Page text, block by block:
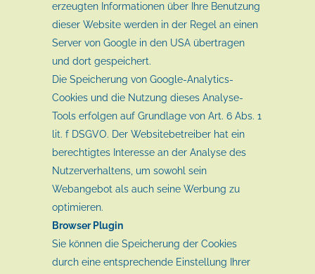
erzeugten Informationen über Ihre Benutzung
dieser Website werden in der Regel an einen
Server von Google in den USA übertragen
und dort gespeichert.
Die Speicherung von Google-Analytics-
Cookies und die Nutzung dieses Analyse-
Tools erfolgen auf Grundlage von Art. 6 Abs. 1
lit. f DSGVO. Der Websitebetreiber hat ein
berechtigtes Interesse an der Analyse des
Nutzerverhaltens, um sowohl sein
Webangebot als auch seine Werbung zu
optimieren.
Browser Plugin
Sie können die Speicherung der Cookies
durch eine entsprechende Einstellung Ihrer